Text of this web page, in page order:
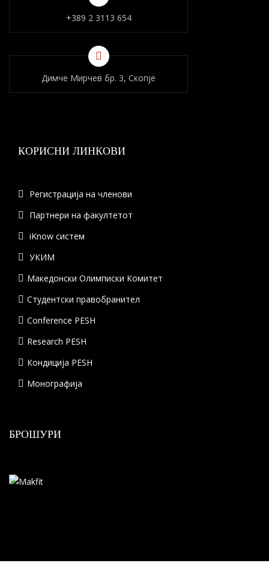
+389 2 3113 654
Димче Мирчев бр. 3, Скопје
КОРИСНИ ЛИНКОВИ
Регистрација на членови
Партнери на факултетот
iKnow систем
УКИМ
Македонски Олимписки Комитет
Студентски правобранител
Conference PESH
Research PESH
Кондиција PESH
Монографија
БРОШУРИ